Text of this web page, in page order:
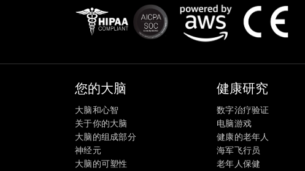
您的大脑
大脑和心智
关于你的大脑
大脑的组成部分
神经元
大脑的可塑性
健康研究
数字治疗验证
电脑游戏
健康的老年人
海军飞行员
老年人保健